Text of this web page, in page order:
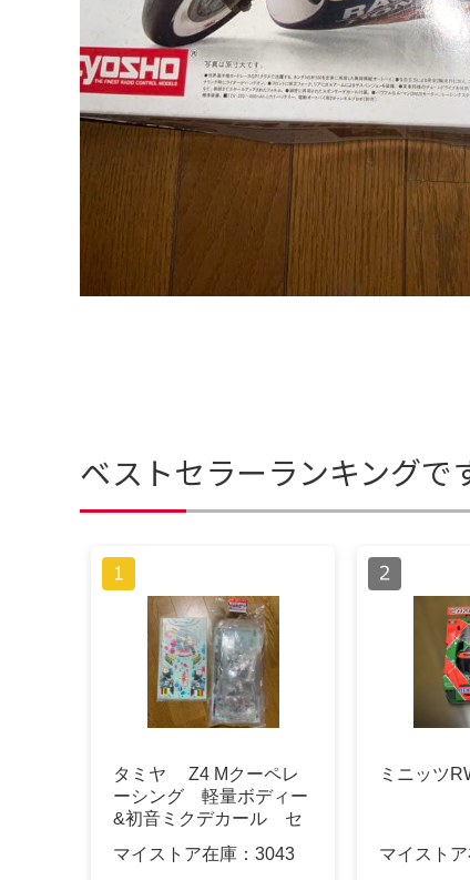
ベストセラーランキングで
タミヤ Z4 Mクーペレ
ーシング 軽量ボディー
&初音ミクデカール セ
マイストア在庫： 3043
ミニッツ
マイストア